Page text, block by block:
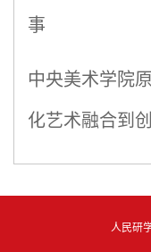
事
中央美术学院
化艺术融合到
人民研